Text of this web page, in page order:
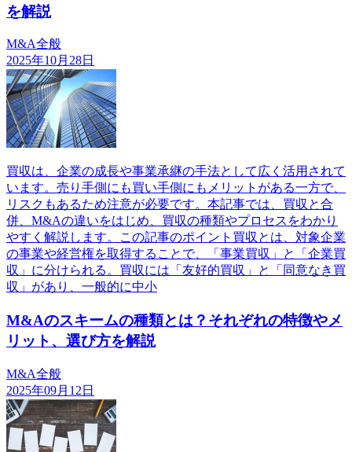
を解説
M&A全般
2025年10月28日
買収は、企業の成長や事業承継の手法として広く活用されて
います。売り手側にも買い手側にもメリットがある一方で、
リスクもあるため注意が必要です。本記事では、買収と合
併、M&Aの違いをはじめ、買収の種類やプロセスをわかり
やすく解説します。この記事のポイント買収とは、対象企業
の事業や経営権を取得することで、「事業買収」と「企業買
収」に分けられる。買収には「友好的買収」と「同意なき買
収」があり、一般的に中小
M&Aのスキームの種類とは？それぞれの特徴やメ
リット、選び方を解説
M&A全般
2025年09月12日